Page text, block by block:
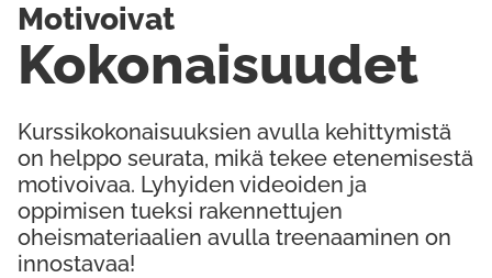
Kurssikokonaisuuksien avulla kehittymistä
on helppo seurata, mikä tekee etenemisestä
motivoivaa. Lyhyiden videoiden ja
oppimisen tueksi rakennettujen
oheismateriaalien avulla treenaaminen on
innostavaa!
Kokonaisuudet
Motivoivat